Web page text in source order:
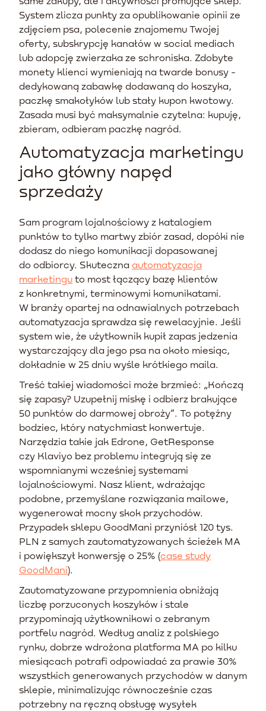
System zlicza punkty za opublikowanie opinii ze
zdjęciem psa, polecenie znajomemu Twojej
oferty, subskrypcję kanałów w social mediach
lub adopcję zwierzaka ze schroniska. Zdobyte
monety klienci wymieniają na twarde bonusy -
dedykowaną zabawkę dodawaną do koszyka,
paczkę smakołyków lub stały kupon kwotowy.
Zasada musi być maksymalnie czytelna: kupuję,
zbieram, odbieram paczkę nagród.
Automatyzacja marketingu
jako główny napęd
sprzedaży
Sam program lojalnościowy z katalogiem
punktów to tylko martwy zbiór zasad, dopóki nie
dodasz do niego komunikacji dopasowanej
do odbiorcy. Skuteczna automatyzacja
marketingu to most łączący bazę klientów
z konkretnymi, terminowymi komunikatami.
W branży opartej na odnawialnych potrzebach
automatyzacja sprawdza się rewelacyjnie. Jeśli
system wie, że użytkownik kupił zapas jedzenia
wystarczający dla jego psa na około miesiąc,
dokładnie w 25 dniu wyśle krótkiego maila.
Treść takiej wiadomości może brzmieć: „Kończą
się zapasy? Uzupełnij miskę i odbierz brakujące
50 punktów do darmowej obroży”. To potężny
bodziec, który natychmiast konwertuje.
Narzędzia takie jak Edrone, GetResponse
czy Klaviyo bez problemu integrują się ze
wspomnianymi wcześniej systemami
lojalnościowymi. Nasz klient, wdrażając
podobne, przemyślane rozwiązania mailowe,
wygenerował mocny skok przychodów.
Przypadek sklepu GoodMani przyniósł 120 tys.
PLN z samych zautomatyzowanych ścieżek MA
i powiększył konwersję o 25% (case study
GoodMani).
Zautomatyzowane przypomnienia obniżają
liczbę porzuconych koszyków i stale
przypominają użytkownikowi o zebranym
portfelu nagród. Według analiz z polskiego
rynku, dobrze wdrożona platforma MA po kilku
miesiącach potrafi odpowiadać za prawie 30%
wszystkich generowanych przychodów w danym
sklepie, minimalizując równocześnie czas
potrzebny na ręczną obsługę wysyłek